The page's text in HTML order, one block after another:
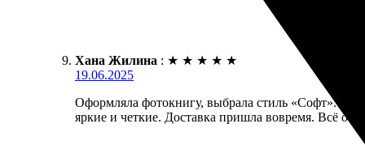
Хана Жилина : ★ ★ ★ ★ ★
19.06.2025
Оформляла фотокнигу, выбрала стиль «Софт».
яркие и четкие. Доставка пришла вовремя. Всё